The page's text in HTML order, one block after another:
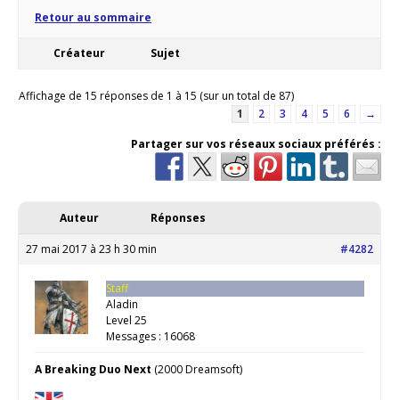
Retour au sommaire
Créateur Sujet
Affichage de 15 réponses de 1 à 15 (sur un total de 87)
1
2 3 4 5 6
→
Partager sur vos réseaux sociaux préférés :
Auteur Réponses
27 mai 2017 à 23 h 30 min #4282
Staff
Aladin
Level 25
Messages : 16068
A Breaking Duo Next (2000 Dreamsoft)